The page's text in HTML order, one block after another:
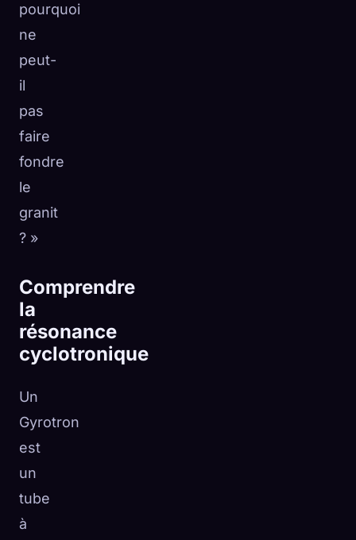
pourquoi
ne
peut-
il
pas
faire
fondre
le
granit
? »
Comprendre
la
résonance
cyclotronique
Un
Gyrotron
est
un
tube
à